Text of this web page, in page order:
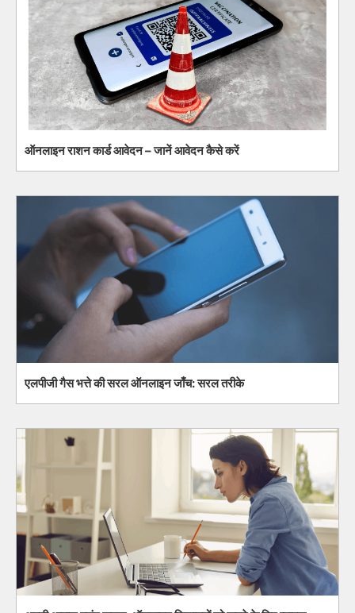
ऑनलाइन राशन कार्ड आवेदन – जानें आवेदन कैसे करें
एलपीजी गैस भत्ते की सरल ऑनलाइन जाँच: सरल तरीके